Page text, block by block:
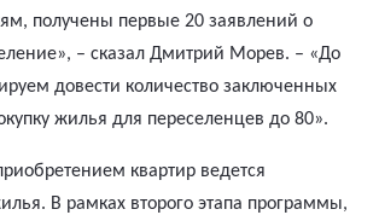
получены первые 20 заявлений о
– сказал Дмитрий Морев. – «До
довести количество заключенных
жилья для переселенцев до 80».
квартир ведется
В рамках второго этапа программы,